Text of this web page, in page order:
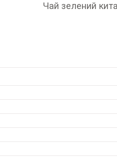
Чай зелений